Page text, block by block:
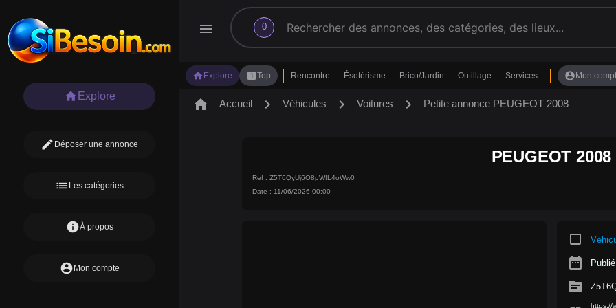
menu 0
search
home Explore looks_oneTop Rencontre Ésotérisme Brico/Jardin Outillage Services account_circle Mon
home Explore
edit Déposer une annonce
list Les catégories
infoÀ propos
account_circle Mon compte
home Accueil chevron_right Véhicules chevron_right Voitures chevron_right Petite annonce PEUGEOT 2008
PEUGEOT 2008
Ref : Z5T6QyUj6O8pWfL4oWw0
Date : 11/06/2026 00:00
crop_square
date_range
source
https://